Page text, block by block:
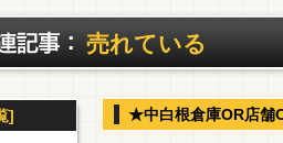
売れている
] ★中白根倉庫OR店舗